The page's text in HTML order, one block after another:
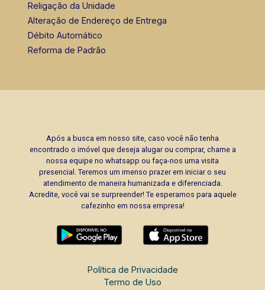
Religação da Unidade
Alteração de Endereço de Entrega
Débito Automático
Reforma de Padrão
Após a busca em nosso site, caso você não tenha
encontrado o imóvel que deseja alugar ou comprar, chame a
nossa equipe no whatsapp ou faça-nos uma visita
presencial. Teremos um imenso prazer em iniciar o seu
atendimento de maneira humanizada e diferenciada.
Acredite, você vai se surpreender! Te esperamos para aquele
cafezinho em nossa empresa!
Política de Privacidade
Termo de Uso